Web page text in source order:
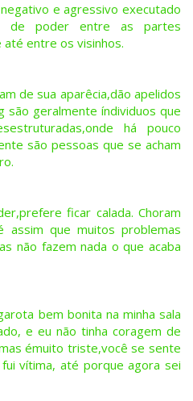
e agressivo executado
de poder entre as partes
até entre os visinhos.
de sua aparêcia,dão apelidos
são geralmente índividuos que
há pouco
são pessoas que se acham
ficar calada. Choram
assim que muitos problemas
não fazem nada o que acaba
bem bonita na minha sala
e eu não tinha coragem de
émuito triste,você se sente
vítima, até porque agora sei